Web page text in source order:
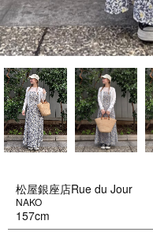
松屋銀座店Rue du Jour
NAKO
157cm